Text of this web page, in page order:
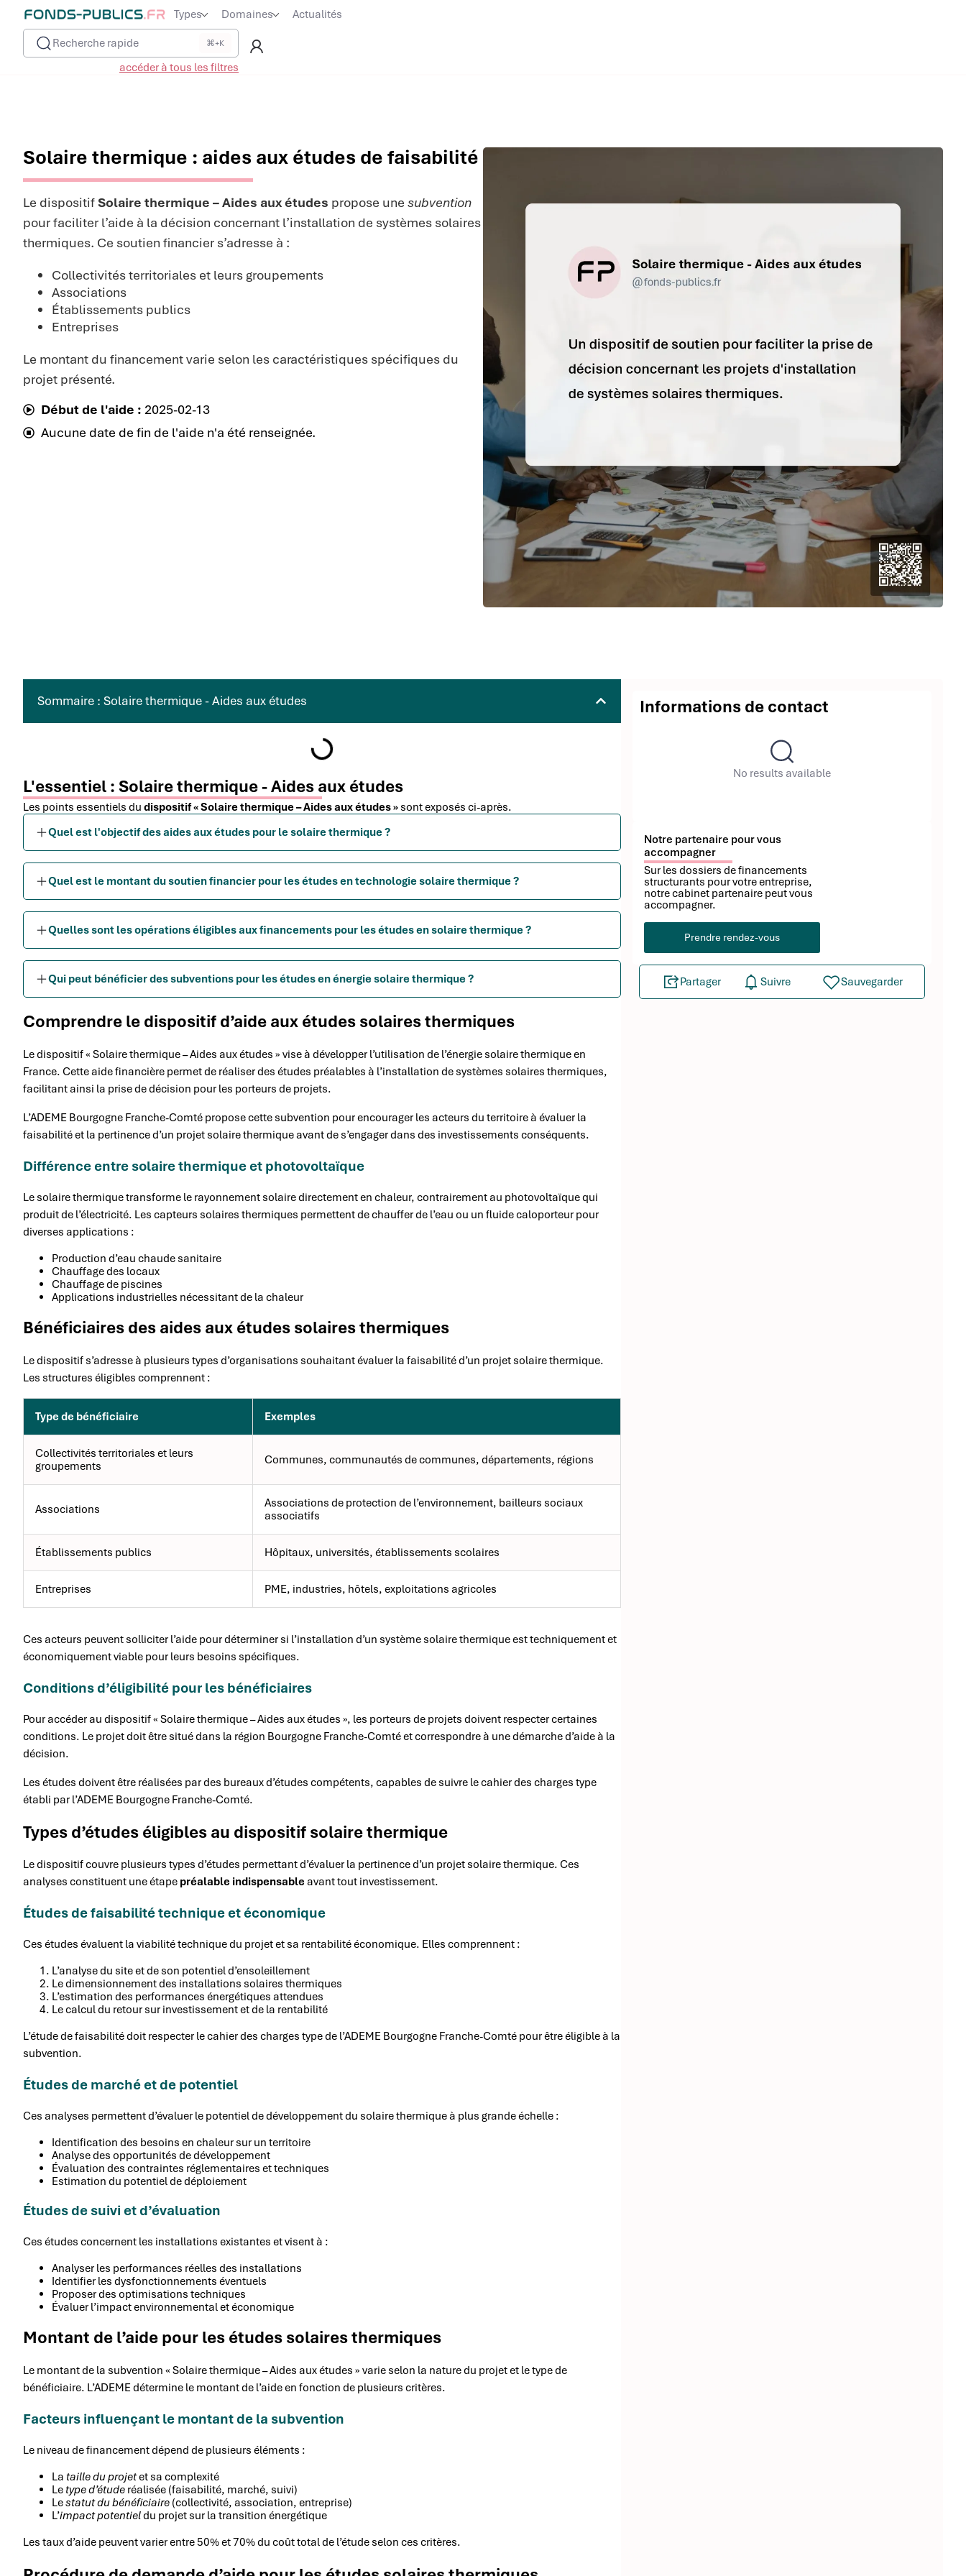
Types Domaines
Actualités
Recherche rapide
⌘+K
accéder à tous les filtres
Solaire thermique : aides aux études de faisabilité
Le dispositifSolaire thermique – Aides aux études propose une subvention
pour faciliter l’aide à la décision concernant l’installation de systèmes solaires
thermiques. Ce soutien financier s’adresse à :
Collectivités territoriales et leurs groupements
Associations
Établissements publics
Entreprises
Le montant du financement varie selon les caractéristiques spécifiques du
projet présenté.
Début de l'aide : 2025-02-13
Aucune date de fin de l'aide n'a été renseignée.
Sommaire : Solaire thermique - Aides aux études
L'essentiel : Solaire thermique - Aides aux études
Les points essentiels du dispositif « Solaire thermique – Aides aux études » sont exposés ci-après.
Quel est l'objectif des aides aux études pour le solaire thermique ?
Quel est le montant du soutien financier pour les études en technologie solaire thermique ?
Quelles sont les opérations éligibles aux financements pour les études en solaire thermique ?
Qui peut bénéficier des subventions pour les études en énergie solaire thermique ?
Comprendre le dispositif d’aide aux études solaires thermiques
Le dispositif « Solaire thermique – Aides aux études » vise à développer l’utilisation de l’énergie solaire thermique en
France. Cette aide financière permet de réaliser des études préalables à l’installation de systèmes solaires thermiques,
facilitant ainsi la prise de décision pour les porteurs de projets.
L’ADEME Bourgogne Franche-Comté propose cette subvention pour encourager les acteurs du territoire à évaluer la
faisabilité et la pertinence d’un projet solaire thermique avant de s’engager dans des investissements conséquents.
Différence entre solaire thermique et photovoltaïque
Le solaire thermique transforme le rayonnement solaire directement en chaleur, contrairement au photovoltaïque qui
produit de l’électricité. Les capteurs solaires thermiques permettent de chauffer de l’eau ou un fluide caloporteur pour
diverses applications :
Production d’eau chaude sanitaire
Chauffage des locaux
Chauffage de piscines
Applications industrielles nécessitant de la chaleur
Bénéficiaires des aides aux études solaires thermiques
Le dispositif s’adresse à plusieurs types d’organisations souhaitant évaluer la faisabilité d’un projet solaire thermique.
Les structures éligibles comprennent :
Type de bénéficiaire Exemples
Collectivités territoriales et leurs
groupements
Communes, communautés de communes, départements, régions
Associations
Associations de protection de l’environnement, bailleurs sociaux
associatifs
Établissements publics Hôpitaux, universités, établissements scolaires
Entreprises PME, industries, hôtels, exploitations agricoles
Ces acteurs peuvent solliciter l’aide pour déterminer si l’installation d’un système solaire thermique est techniquement et
économiquement viable pour leurs besoins spécifiques.
Conditions d’éligibilité pour les bénéficiaires
Pour accéder au dispositif « Solaire thermique – Aides aux études », les porteurs de projets doivent respecter certaines
conditions. Le projet doit être situé dans la région Bourgogne Franche-Comté et correspondre à une démarche d’aide à la
décision.
Les études doivent être réalisées par des bureaux d’études compétents, capables de suivre le cahier des charges type
établi par l’ADEME Bourgogne Franche-Comté.
Types d’études éligibles au dispositif solaire thermique
Le dispositif couvre plusieurs types d’études permettant d’évaluer la pertinence d’un projet solaire thermique. Ces
analyses constituent une étape préalable indispensableavant tout investissement.
Études de faisabilité technique et économique
Ces études évaluent la viabilité technique du projet et sa rentabilité économique. Elles comprennent :
L’analyse du site et de son potentiel d’ensoleillement
Le dimensionnement des installations solaires thermiques
L’estimation des performances énergétiques attendues
Le calcul du retour sur investissement et de la rentabilité
L’étude de faisabilité doit respecter le cahier des charges type de l’ADEME Bourgogne Franche-Comté pour être éligible à la
subvention.
Études de marché et de potentiel
Ces analyses permettent d’évaluer le potentiel de développement du solaire thermique à plus grande échelle :
Identification des besoins en chaleur sur un territoire
Analyse des opportunités de développement
Évaluation des contraintes réglementaires et techniques
Estimation du potentiel de déploiement
Études de suivi et d’évaluation
Ces études concernent les installations existantes et visent à :
Analyser les performances réelles des installations
Identifier les dysfonctionnements éventuels
Proposer des optimisations techniques
Évaluer l’impact environnemental et économique
Montant de l’aide pour les études solaires thermiques
Le montant de la subvention « Solaire thermique – Aides aux études » varie selon la nature du projet et le type de
bénéficiaire. L’ADEME détermine le montant de l’aide en fonction de plusieurs critères.
Facteurs influençant le montant de la subvention
Le niveau de financement dépend de plusieurs éléments :
La taille du projetet sa complexité
Letype d’étude réalisée (faisabilité, marché, suivi)
Lestatut du bénéficiaire (collectivité, association, entreprise)
L’impact potentieldu projet sur la transition énergétique
Les taux d’aide peuvent varier entre 50% et 70% du coût total de l’étude selon ces critères.
Informations de contact
No results available
Notre partenaire pour vous
accompagner
Sur les dossiers de financements
structurants pour votre entreprise,
notre cabinet partenaire peut vous
accompagner.
Prendre rendez-vous
Partager Suivre Sauvegarder